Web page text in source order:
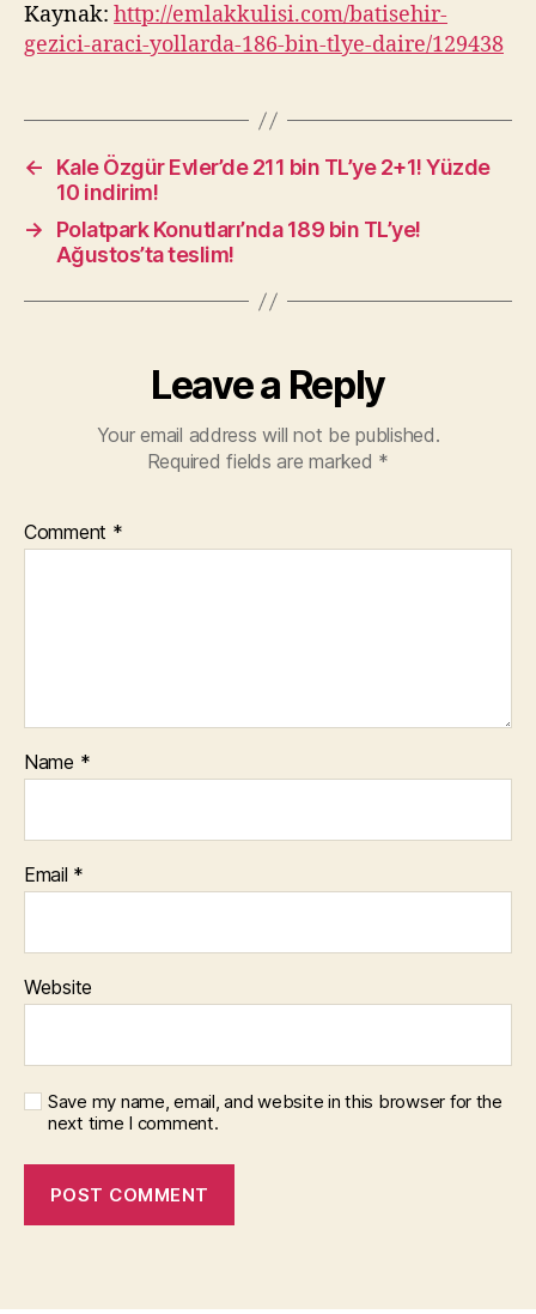
Kaynak: http://emlakkulisi.com/batisehir-
gezici-araci-yollarda-186-bin-tlye-daire/129438
←
Kale Özgür Evler’de 211 bin TL’ye 2+1! Yüzde
10 indirim!
→
Polatpark Konutları’nda 189 bin TL’ye!
Ağustos’ta teslim!
Leave a Reply
Your email address will not be published.
Required fields are marked *
Comment *
Name *
Email *
Website
Save my name, email, and website in this browser for the
next time I comment.